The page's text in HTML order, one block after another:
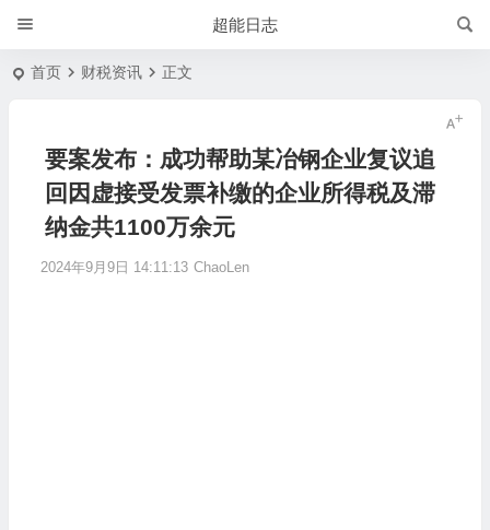
超能日志
首页 财税资讯 正文
要案发布：成功帮助某冶钢企业复议追
回因虚接受发票补缴的企业所得税及滞
纳金共1100万余元
2024年9月9日 14:11:13 ChaoLen